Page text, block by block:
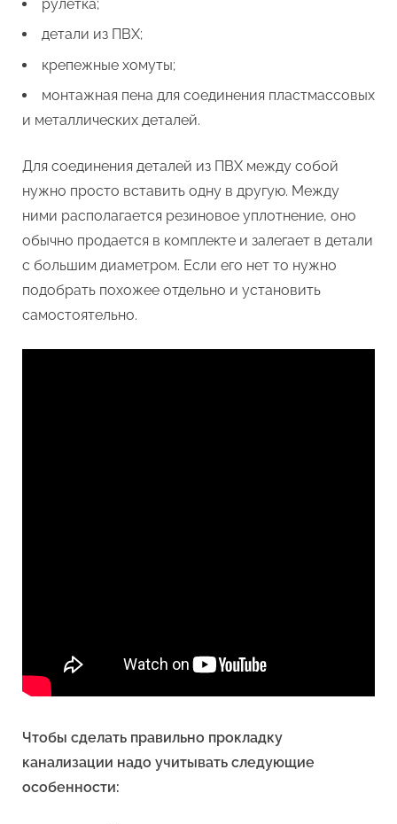
рулетка;
детали из ПВХ;
крепежные хомуты;
монтажная пена для соединения пластмассовых
и металлических деталей.
Для соединения деталей из ПВХ между собой
нужно просто вставить одну в другую. Между
ними располагается резиновое уплотнение, оно
обычно продается в комплекте и залегает в детали
с большим диаметром. Если его нет то нужно
подобрать похожее отдельно и установить
самостоятельно.
Чтобы сделать правильно прокладку
канализации надо учитывать следующие
особенности: